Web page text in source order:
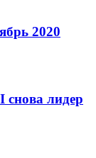
2020
снова лидер